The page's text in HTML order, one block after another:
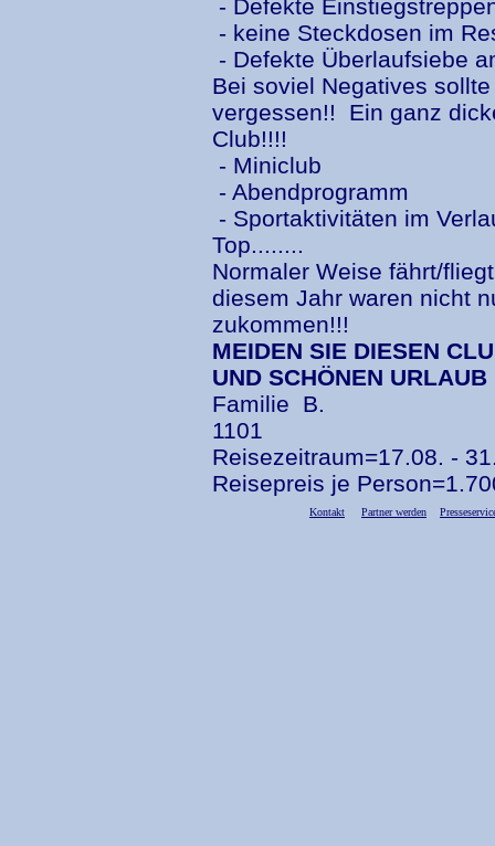
- Defekte
- keine Steckdosen im
- Defekte Überlaufsiebe
Bei soviel Negatives
vergessen!! Ein ganz
Club!!!!
- Miniclub
- Abendprogramm
- Sportaktivitäten im
Top........
Normaler Weise fährt/
diesem Jahr waren nicht
zukommen!!!
MEIDEN SIE DIESEN
UND SCHÖNEN
Familie B.
1101
Reisezeitraum=17.08. -
Reisepreis je
Kontakt Partner werden